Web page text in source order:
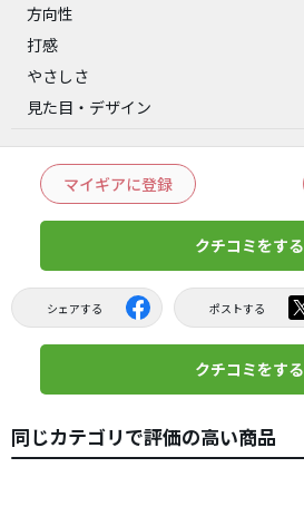
方向性
打感
やさしさ
見た目・デザイン
マイギアに登録
クチコミをする
シェアする ポストする
クチコミをする
同じカテゴリで評価の高い商品